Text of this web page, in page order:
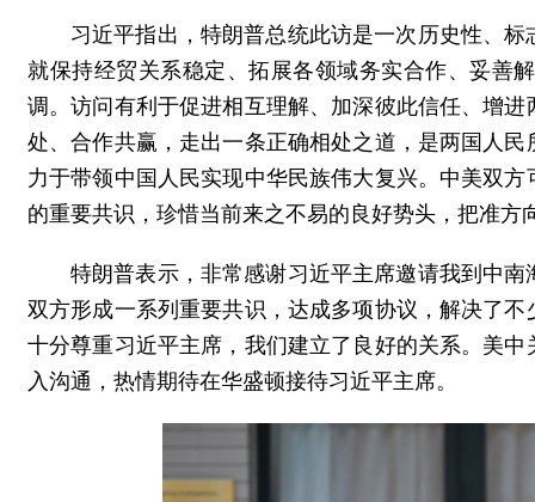
习近平指出，特朗普总统此访是一次历史性、
就保持经贸关系稳定、拓展各领域务实合作、妥善
调。访问有利于促进相互理解、加深彼此信任、增
处、合作共赢，走出一条正确相处之道，是两国人
力于带领中国人民实现中华民族伟大复兴。中美双
的重要共识，珍惜当前来之不易的良好势头，把准
特朗普表示，非常感谢习近平主席邀请我到中
双方形成一系列重要共识，达成多项协议，解决了
十分尊重习近平主席，我们建立了良好的关系。美
入沟通，热情期待在华盛顿接待习近平主席。